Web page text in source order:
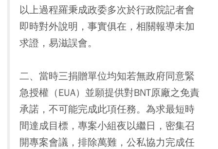
以上過程羅秉成政委多次於行政院記者會
即時對外說明，事實俱在，相關報導未加
求證，易滋誤會。
二、當時三捐贈單位均知若無政府同意緊
急授權（EUA）並願提供對BNT原廠之免責
承諾，不可能完成此項任務。為求最短時
間達成目標，專案小組夜以繼日，密集召
開專案會議，排除萬難，公私協力完成任